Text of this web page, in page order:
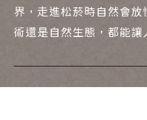
界，走進松菸時自然會
術還是自然生態，都能讓